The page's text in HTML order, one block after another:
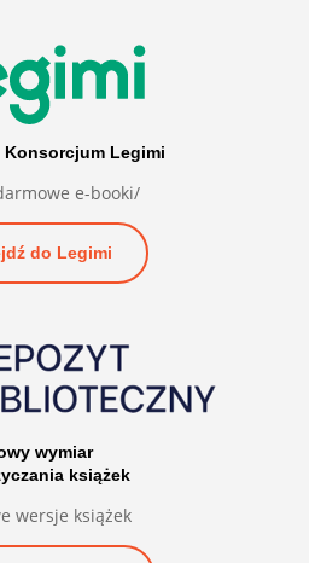
Konsorcjum Legimi
e-booki/
do Legimi
wymiar
książek
wersje książek